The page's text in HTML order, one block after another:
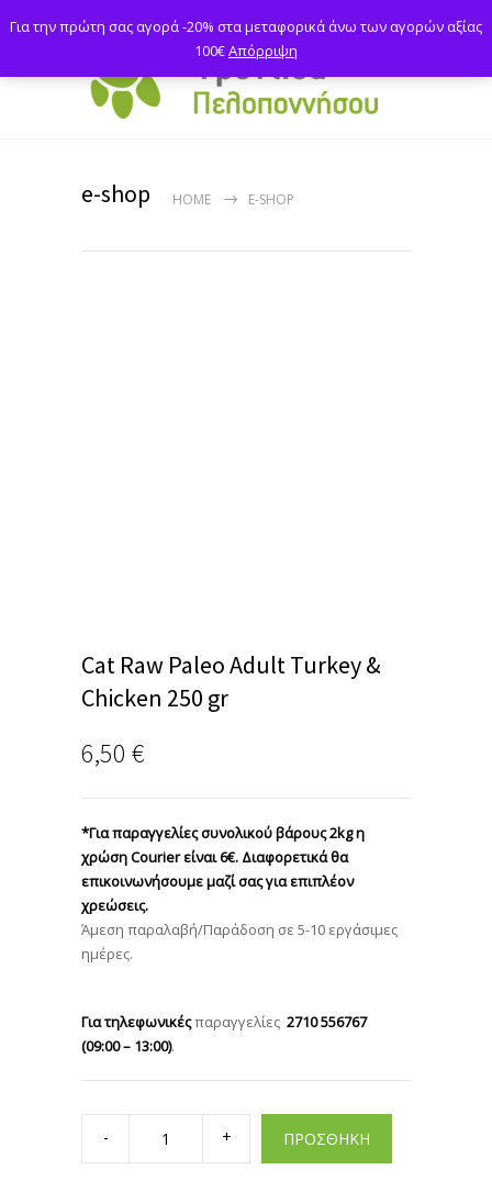
e-shop HOME E-SHOP
Cat Raw Paleo Adult Turkey &
Chicken 250 gr
6,50 €
*Για παραγγελίες συνολικού βάρους 2kg η
χρώση Courier είναι 6€. Διαφορετικά θα
επικοινωνήσουμε μαζί σας για επιπλέον
χρεώσεις.
Άμεση παραλαβή/Παράδοση σε 5-10 εργάσιμες
ημέρες.
Για τηλεφωνικέςπαραγγελίες 2710 556767
(09:00 – 13:00).
Cat
Raw
Adult
ΠΡΟΣΘΗΚΗ
Για την πρώτη σας αγορά -20% στα μεταφορικά άνω των αγορών αξίας
100€Απόρριψη